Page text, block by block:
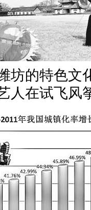
坊的特色文
人在试飞风